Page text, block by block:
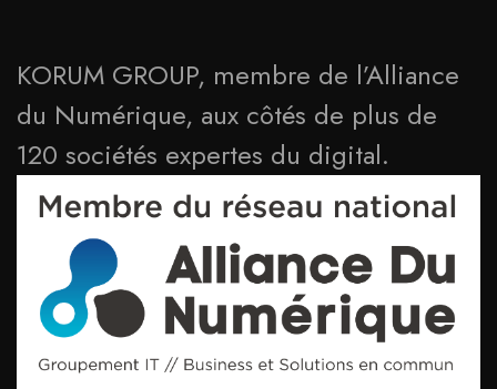
KORUM GROUP, membre de l’Alliance
du Numérique, aux côtés de plus de
120 sociétés expertes du digital.